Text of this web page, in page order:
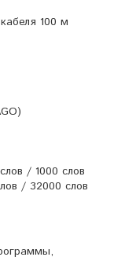
100 м
/ 1000 слов
/ 32000 слов